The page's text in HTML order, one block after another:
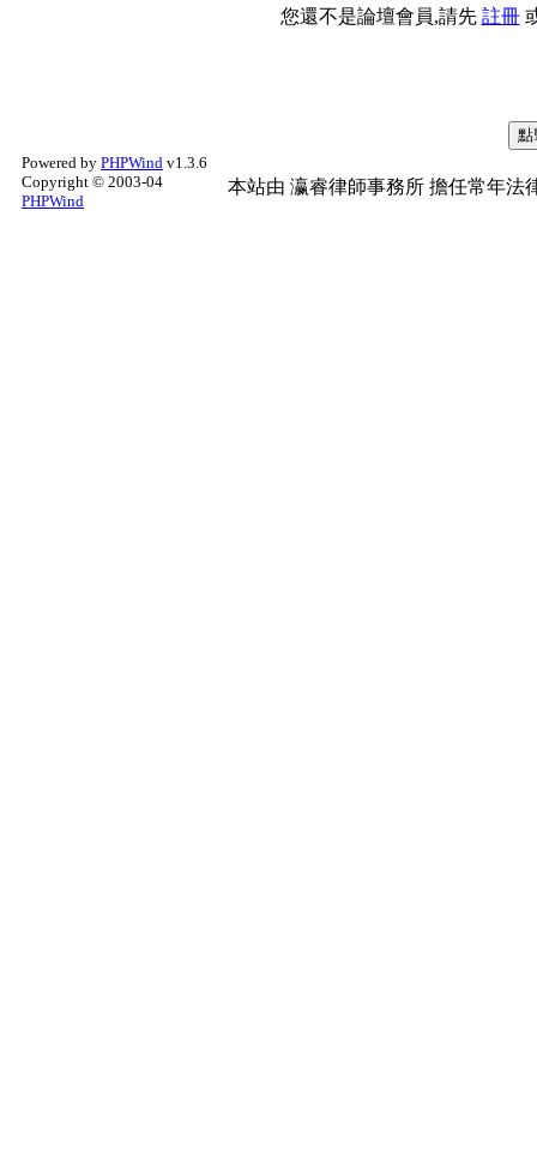
您還不是論壇會員,請先 註冊
Powered by PHPWind v1.3.6
Copyright © 2003-04
PHPWind
本站由 瀛睿律師事務所 擔任常年法